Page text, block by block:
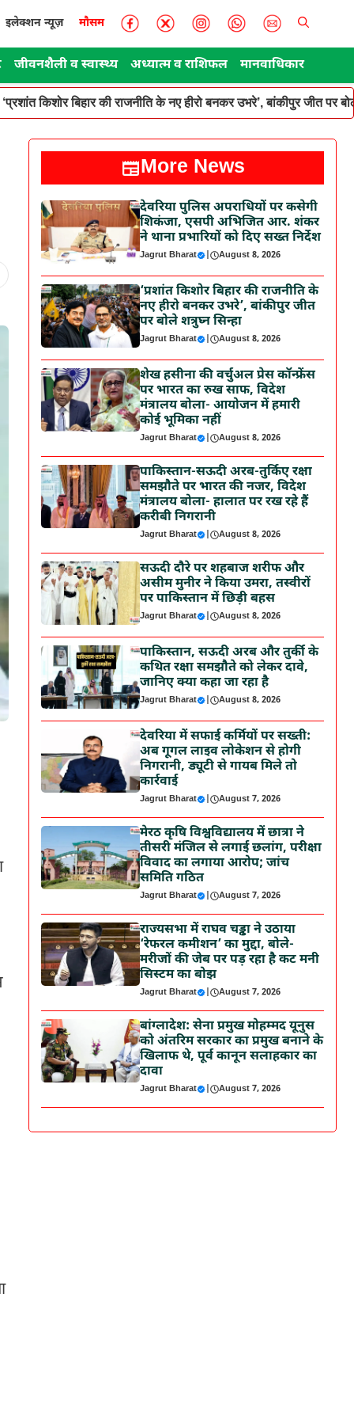
इलेक्शन न्यूज़ मौसम
जीवनशैली व स्वास्थ्य अध्यात्म व राशिफल मानवाधिकार
‘प्रशांत किशोर बिहार की राजनीति के नए हीरो बनकर उभरे’, बांकीपुर जीत पर
More News
देवरिया पुलिस अपराधियों पर कसेगी
शिकंजा, एसपी अभिजित आर. शंकर
ने थाना प्रभारियों को दिए सख्त निर्देश
Jagrut Bharat | August 8, 2026
‘प्रशांत किशोर बिहार की राजनीति के
नए हीरो बनकर उभरे’, बांकीपुर जीत
पर बोले शत्रुघ्न सिन्हा
Jagrut Bharat | August 8, 2026
शेख हसीना की वर्चुअल प्रेस कॉन्फ्रेंस
पर भारत का रुख साफ, विदेश
मंत्रालय बोला- आयोजन में हमारी
कोई भूमिका नहीं
Jagrut Bharat | August 8, 2026
पाकिस्तान-सऊदी अरब-तुर्किए रक्षा
समझौते पर भारत की नजर, विदेश
मंत्रालय बोला- हालात पर रख रहे हैं
करीबी निगरानी
Jagrut Bharat | August 8, 2026
सऊदी दौरे पर शहबाज शरीफ और
असीम मुनीर ने किया उमरा, तस्वीरों
पर पाकिस्तान में छिड़ी बहस
Jagrut Bharat | August 8, 2026
पाकिस्तान, सऊदी अरब और तुर्की के
कथित रक्षा समझौते को लेकर दावे,
जानिए क्या कहा जा रहा है
Jagrut Bharat | August 8, 2026
देवरिया में सफाई कर्मियों पर सख्ती:
अब गूगल लाइव लोकेशन से होगी
निगरानी, ड्यूटी से गायब मिले तो
कार्रवाई
Jagrut Bharat | August 7, 2026
मेरठ कृषि विश्वविद्यालय में छात्रा ने
तीसरी मंजिल से लगाई छलांग, परीक्षा
विवाद का लगाया आरोप; जांच
समिति गठित
Jagrut Bharat | August 7, 2026
राज्यसभा में राघव चड्ढा ने उठाया
‘रेफरल कमीशन’ का मुद्दा, बोले-
मरीजों की जेब पर पड़ रहा है कट मनी
सिस्टम का बोझ
Jagrut Bharat | August 7, 2026
बांग्लादेश: सेना प्रमुख मोहम्मद यूनुस
को अंतरिम सरकार का प्रमुख बनाने के
खिलाफ थे, पूर्व कानून सलाहकार का
दावा
Jagrut Bharat | August 7, 2026